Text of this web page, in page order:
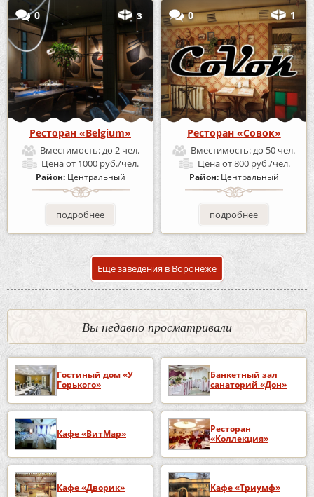
0 з
Ресторан «Belgium»
Вместимость:до 2 чел.
Ценаот 1000 руб./чел.
Район: Центральный
подробнее
0 1
Ресторан «Совок»
Вместимость:до 50 чел.
Ценаот 800 руб./чел.
Район: Центральный
подробнее
Еще заведения в Воронеже
Вы недавно просматривали
Гостиный дом «У
Горького»
Банкетный зал
санаторий «Дон»
Кафе «ВитМар»
Ресторан
«Коллекция»
Кафе «Дворик» Кафе «Триумф»